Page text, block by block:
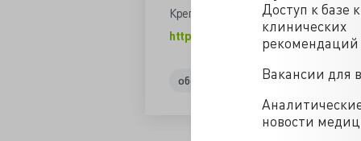
Доступ к базе
клинических
рекомендаций
Вакансии для
новости
Крепкого здоровья!
https://dok-zlo.livejournal.com/
обезболивание